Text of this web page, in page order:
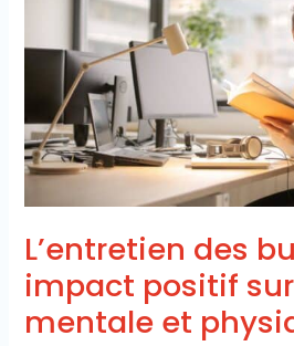
L’entretien des
impact positif
mentale et
bureaux
impact
positif
santé
mentale
et
physique